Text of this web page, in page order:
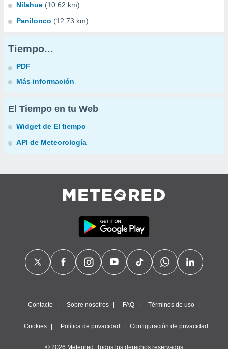
Nilahue (10.62 km)
Panilonco (12.73 km)
Tiempo...
PDF
Más información
El Tiempo en tu Web
Widget de El tiempo
API de Meteorología
Contacto Sobre nosotros FAQ Términos de uso
Cookies Política de privacidad Configuración de privacidad
© 2026 Meteored. Todos los derechos reservados